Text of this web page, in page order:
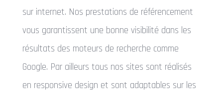
sur internet. Nos prestations de référencement
vous garantissent une bonne visibilité dans les
résultats des moteurs de recherche comme
Google. Par ailleurs tous nos sites sont réalisés
en responsive design et sont adaptables sur les